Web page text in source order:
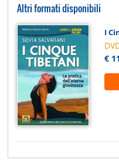
Altri formati disponibili
I
€